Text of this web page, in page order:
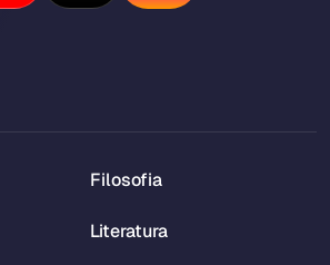
Filosofia
Literatura